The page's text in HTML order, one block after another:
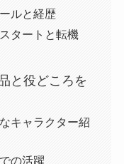
ルと経歴
タートと転機
と役どころを
キャラクター紹
の活躍